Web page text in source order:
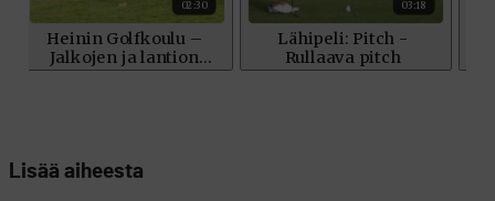
Lisää aiheesta